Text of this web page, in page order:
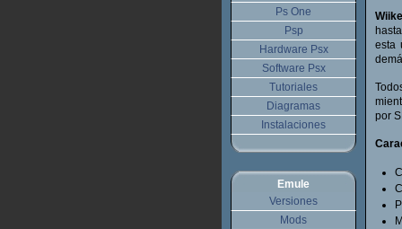
esta
por
Ps One
Psp
Hardware Psx
Software Psx
Tutoriales
Diagramas
Instalaciones
Emule
Versiones
Mods